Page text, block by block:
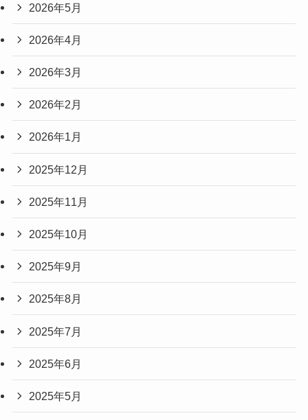
2026年5月
2026年4月
2026年3月
2026年2月
2026年1月
2025年12月
2025年11月
2025年10月
2025年9月
2025年8月
2025年7月
2025年6月
2025年5月